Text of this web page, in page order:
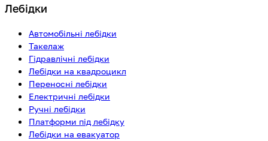
Лебідки
Автомобільні лебідки
Такелаж
Гідравлічні лебідки
Лебідки на квадроцикл
Переносні лебідки
Електричні лебідки
Ручні лебідки
Платформи під лебідку
Лебідки на евакуатор